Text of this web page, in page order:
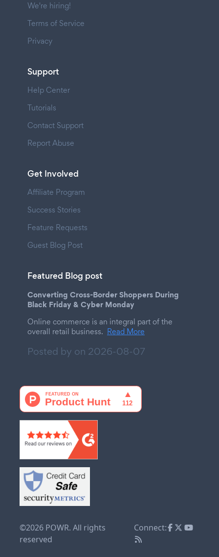
We're hiring!
Terms of Service
Privacy
Support
Help Center
Tutorials
Contact Support
Report Abuse
Get Involved
Affiliate Program
Success Stories
Feature Requests
Guest Blog Post
Featured Blog post
Converting Cross-Border Shoppers During
Black Friday & Cyber Monday
Online commerce is an integral part of the
overall retail business. Read More
Posted by on 2026-08-07
©2026 POWR. All rights
reserved
Connect: